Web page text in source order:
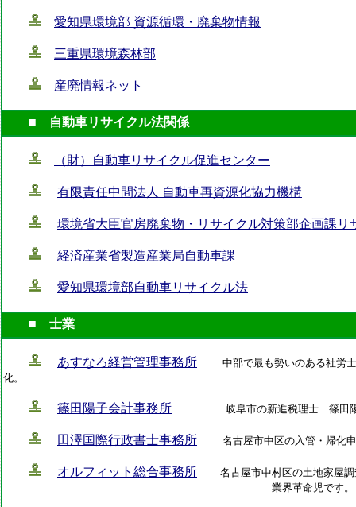
愛知県環境部 資源循環・廃棄物情報
三重県環境森林部
産廃情報ネット
■ 自動車リサイクル法関係
（財）自動車リサイクル促進センター
有限責任中間法人 自動車再資源化協力機構
環境省大臣官房廃棄物・リサイクル対策部企画課リ
経済産業省製造産業局自動車課
愛知県環境部自動車リサイクル法
■ 士業
あすなろ経営管理事務所
中部で最も勢いのある社
化。
篠田陽子会計事務所 岐阜市の新進税理士 篠
田澤国際行政書士事務所 名古屋市中区の入管・帰化
オルフィット総合事務所 名古屋市中村区の土地家屋調
業界革命児です。